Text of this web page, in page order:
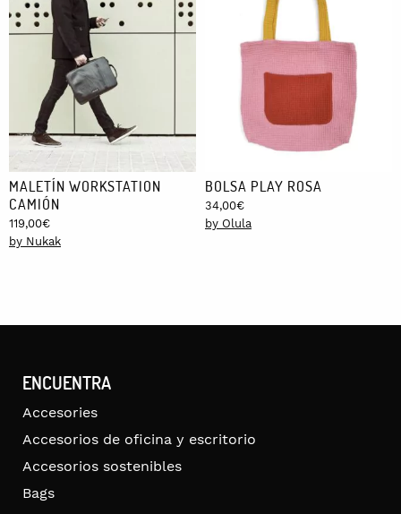
MALETÍN WORKSTATION
CAMIÓN
119,00€
by Nukak
BOLSA PLAY ROSA
34,00€
by Olula
ENCUENTRA
Accesories
Accesorios de oficina y escritorio
Accesorios sostenibles
Bags